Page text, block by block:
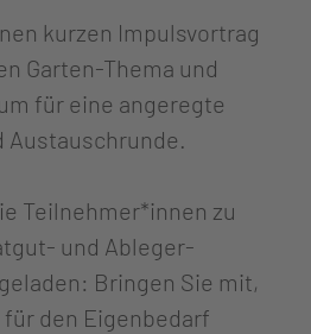
kurzen Impulsvortrag
Garten-Thema und
für eine angeregte
Austauschrunde.
Teilnehmer*innen zu
und Ableger-
Bringen Sie mit,
für den Eigenbedarf